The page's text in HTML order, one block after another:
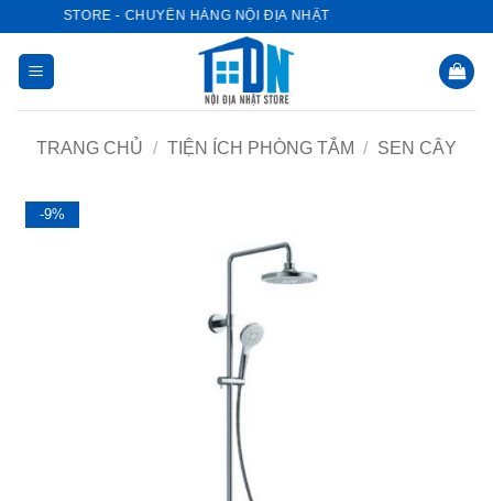
dung
NHẬT STORE - CHUYÊN HÀNG NỘI ĐỊA NHẬT
TRANG CHỦ / TIỆN ÍCH PHÒNG TẮM / SEN CÂY
-9%